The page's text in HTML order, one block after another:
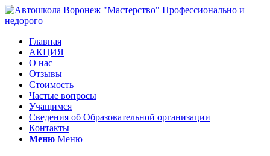
Главная
АКЦИЯ
О нас
Отзывы
Стоимость
Частые вопросы
Учащимся
Сведения об Образовательной организации
Контакты
Меню Меню